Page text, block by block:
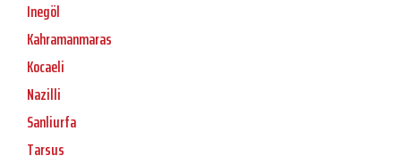
Inegöl
Kahramanmaras
Kocaeli
Nazilli
Sanliurfa
Tarsus